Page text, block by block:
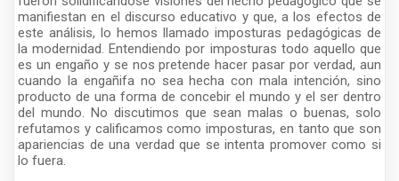
manifiestan en el discurso educativo y que, a los efectos de
este análisis, lo hemos llamado imposturas pedagógicas de
la modernidad. Entendiendo por imposturas todo aquello que
es un engaño y se nos pretende hacer pasar por verdad, aun
cuando la engañifa no sea hecha con mala intención, sino
producto de una forma de concebir el mundo y el ser dentro
del mundo. No discutimos que sean malas o buenas, solo
refutamos y calificamos como imposturas, en tanto que son
apariencias de una verdad que se intenta promover como si
lo fuera.